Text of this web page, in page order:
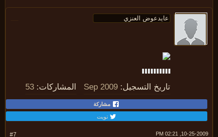
تاريخ التسجيل: Sep 2009 المشاركات: 53
مشاركة
تويت
10-25-2009,